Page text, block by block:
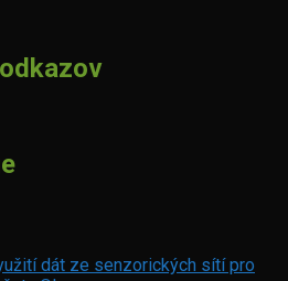
dát ze senzorických sítí pro